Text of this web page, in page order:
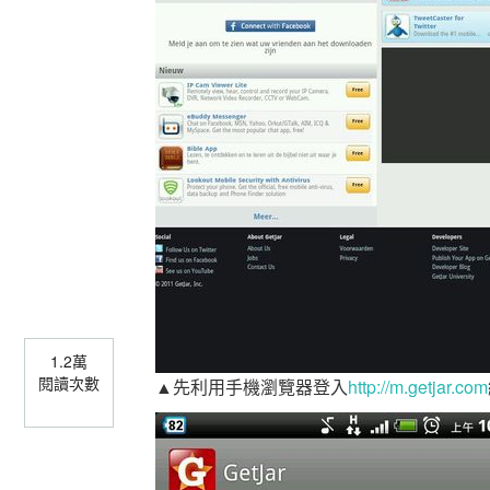
1.2萬
閱讀次數
▲先利用手機瀏覽器登入http://m.getjar.com